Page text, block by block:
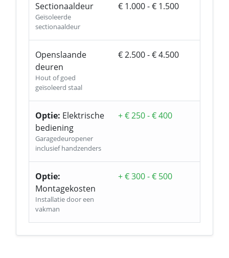
Sectionaaldeur
Geïsoleerde
sectionaaldeur
€ 1.000 - € 1.500
Openslaande
deuren
Hout of goed
geïsoleerd staal
€ 2.500 - € 4.500
Optie: Elektrische
bediening
Garagedeuropener
inclusief handzenders
+ € 250 - € 400
Optie:
Montagekosten
Installatie door een
vakman
+ € 300 - € 500